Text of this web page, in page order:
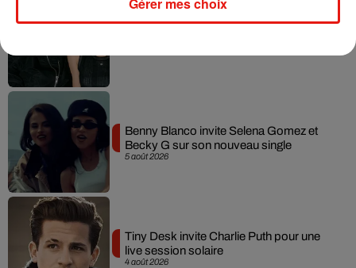
Angèle et Amélie Lens dévoilent leur
5 août 2026
Benny Blanco invite Selena Gomez et
Becky G sur son nouveau single
4 août 2026
Tiny Desk invite Charlie Puth pour une
live session solaire